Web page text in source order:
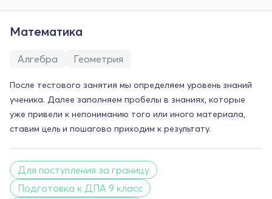
Математика
Алгебра Геометрия
После тестового занятия мы определяем уровень знаний
ученика. Далее заполняем пробелы в знаниях, которые
уже привели к непониманию того или иного материала,
ставим цель и пошагово приходим к результату.
Для поступления за границу
Подготовка к ДПА 9 класс